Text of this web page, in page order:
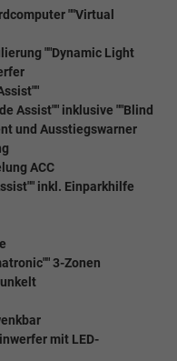
""Virtual
""Dynamic Light
Assist"" inklusive ""Blind
und Ausstiegswarner
ACC
inkl. Einparkhilfe
3-Zonen
mit LED-